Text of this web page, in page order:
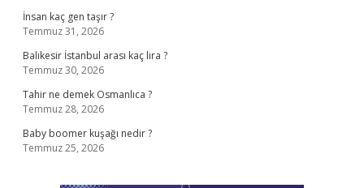
İnsan kaç gen taşır ?
Temmuz 31, 2026
Balıkesir İstanbul arası kaç lira ?
Temmuz 30, 2026
Tahir ne demek Osmanlıca ?
Temmuz 28, 2026
Baby boomer kuşağı nedir ?
Temmuz 25, 2026